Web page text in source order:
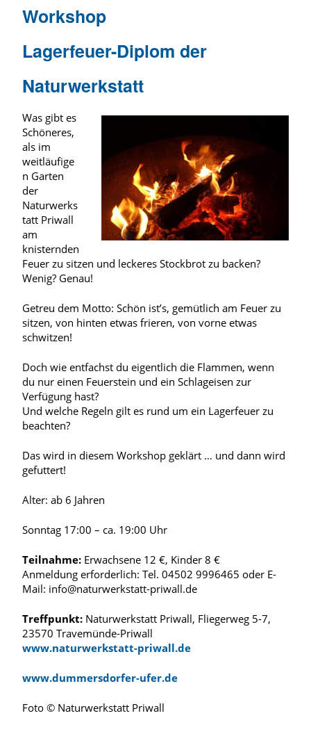
Workshop
Lagerfeuer-Diplom der
Naturwerkstatt
Was gibt es
Schöneres,
als im
weitläufige
n Garten
der
Naturwerks
tatt Priwall
am
knisternden
Feuer zu sitzen und leckeres Stockbrot zu backen?
Wenig? Genau!
Getreu dem Motto: Schön ist’s, gemütlich am Feuer zu
sitzen, von hinten etwas frieren, von vorne etwas
schwitzen!
Doch wie entfachst du eigentlich die Flammen, wenn
du nur einen Feuerstein und ein Schlageisen zur
Verfügung hast?
Und welche Regeln gilt es rund um ein Lagerfeuer zu
beachten?
Das wird in diesem Workshop geklärt … und dann wird
gefuttert!
Alter: ab 6 Jahren
Sonntag 17:00 – ca. 19:00 Uhr
Teilnahme: Erwachsene 12 €, Kinder 8 €
Anmeldung erforderlich: Tel. 04502 9996465 oder E-
Mail: info@naturwerkstatt-priwall.de
Treffpunkt: Naturwerkstatt Priwall, Fliegerweg 5-7,
23570 Travemünde-Priwall
www.naturwerkstatt-priwall.de
www.dummersdorfer-ufer.de
Foto © Naturwerkstatt Priwall